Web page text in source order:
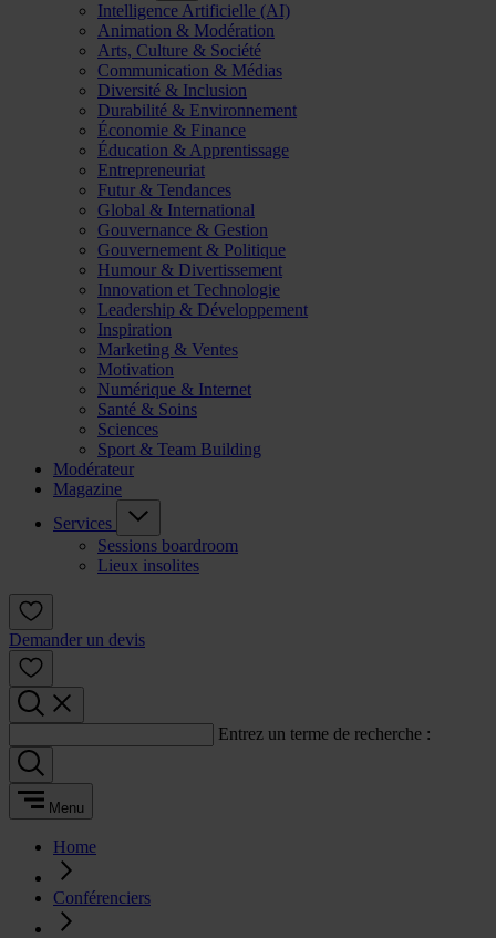
Intelligence Artificielle (AI)
Animation & Modération
Arts, Culture & Société
Communication & Médias
Diversité & Inclusion
Durabilité & Environnement
Économie & Finance
Éducation & Apprentissage
Entrepreneuriat
Futur & Tendances
Global & International
Gouvernance & Gestion
Gouvernement & Politique
Humour & Divertissement
Innovation et Technologie
Leadership & Développement
Inspiration
Marketing & Ventes
Motivation
Numérique & Internet
Santé & Soins
Sciences
Sport & Team Building
Modérateur
Magazine
Services
Sessions boardroom
Lieux insolites
Demander un devis
Entrez un terme de recherche :
Menu
Home
Conférenciers